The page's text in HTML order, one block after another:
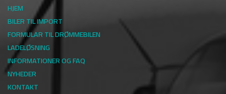
HJEM
BILER TIL IMPORT
FORMULAR TIL DRØMMEBILEN
LADELØSNING
INFORMATIONER OG FAQ
NYHEDER
KONTAKT